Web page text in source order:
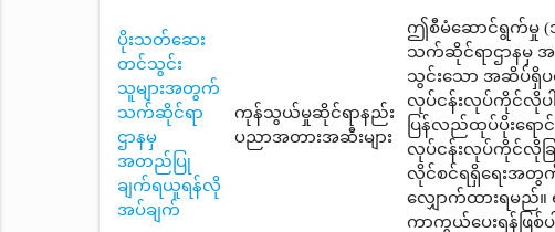
ပိုးသတ်ဆေး
တင်သွင်း
သူများအတွက်
သက်ဆိုင်ရာ
ဌာနမှ
အတည်ပြု
ချက်ရယူရန်လို
အပ်ချက်
ကုန်သွယ်မှုဆိုင်ရာနည်း
ပညာအတားအဆီးများ
ဤစီမံဆောင်ရွက်မှု (အ
သက်ဆိုင်ရာဌာနမှ အ
သွင်းသော အဆိပ်ရှိပ
လုပ်ငန်းလုပ်ကိုင်လို
ပြန်လည်ထုပ်ပိုးရေ
လုပ်ငန်းလုပ်ကိုင်လိုခ
လိုင်စင်ရရှိရေးအတွက်
လျှောက်ထားရမည်။
ကာကွယ်ပေးရန်ဖြစ်